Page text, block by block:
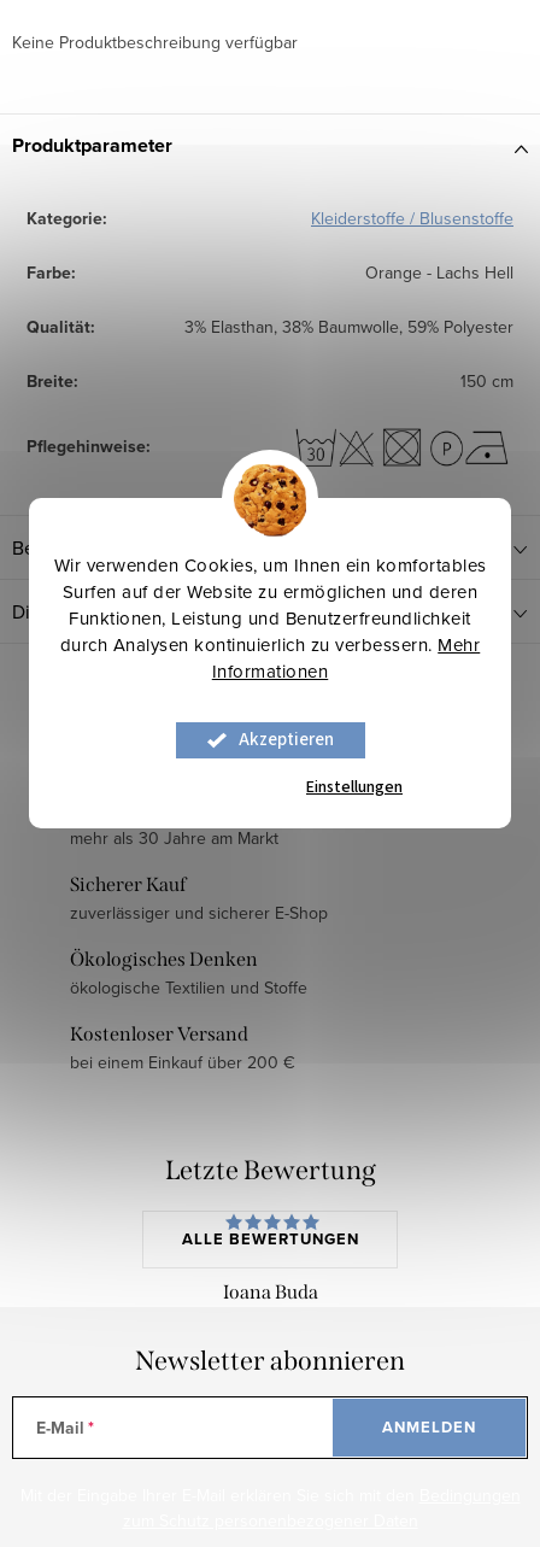
Wir verwenden Cookies, um Ihnen ein komfortables
Surfen auf der Website zu ermöglichen und deren
Funktionen, Leistung und Benutzerfreundlichkeit
durch Analysen kontinuierlich zu verbessern. Mehr
Informationen
Akzeptieren
Einstellungen
Keine Produktbeschreibung verfügbar
Produktparameter
Kategorie: Kleiderstoffe / Blusenstoffe
Farbe: Orange - Lachs Hell
Qualität: 3% Elasthan, 38% Baumwolle, 59% Polyester
Breite: 150 cm
Pflegehinweise:
Bewertung
Diskussion
mehr als 30 Jahre am Markt
Sicherer Kauf
zuverlässiger und sicherer E-Shop
Ökologisches Denken
ökologische Textilien und Stoffe
Kostenloser Versand
bei einem Einkauf über 200 €
Letzte Bewertung
ALLE BEWERTUNGEN
Ioana Buda
Newsletter abonnieren
E-Mail ANMELDEN